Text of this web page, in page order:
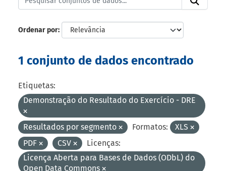
Ordenar por
1 conjunto de dados encontrado
Etiquetas:
Demonstração do Resultado do Exercício - DRE
Resultados por segmento Formatos:
XLS
PDF
CSV
Licenças:
Licença Aberta para Bases de Dados (ODbL) do
Open Data Commons